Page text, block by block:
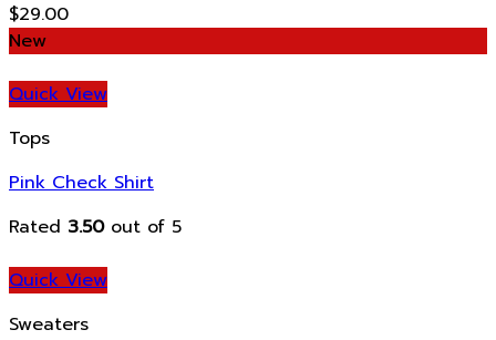
$29.00
New
Quick View
Tops
Pink Check Shirt
Rated 3.50out of 5
Quick View
Sweaters